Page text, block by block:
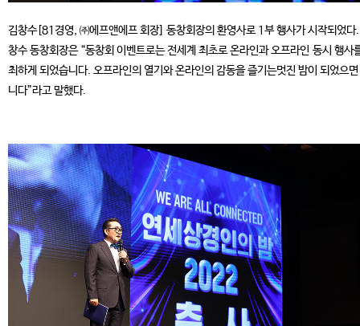
김창수[81경영, ㈜에프앤에프 회장] 동창회장의 환영사로 1부 행사가 시작되었다
창수 동창회장은 “동창회 이벤트로는 전세계 최초로 온라인과 오프라인 동시 행사
최하게 되었습니다. 오프라인의 열기와 온라인의 감동을 즐기는멋진 밤이 되었으
니다”라고 말했다.